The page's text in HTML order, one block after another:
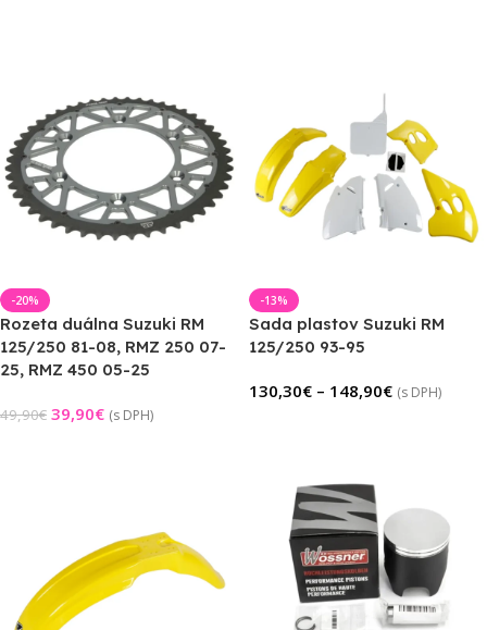
-20%
Rozeta duálna Suzuki RM
125/250 81-08, RMZ 250 07-
25, RMZ 450 05-25
49,90€ 39,90€ (s DPH)
-13%
Sada plastov Suzuki RM
125/250 93-95
130,30€ – 148,90€ (s DPH)